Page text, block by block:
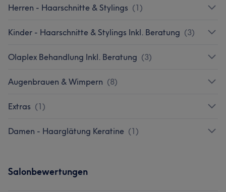
Herren - Haarschnitte & Stylings (1)
Kinder - Haarschnitte & Stylings Inkl. Beratung (3)
Olaplex Behandlung Inkl. Beratung (3)
Augenbrauen & Wimpern (8)
Extras (1)
Damen - Haarglätung Keratine (1)
Salonbewertungen